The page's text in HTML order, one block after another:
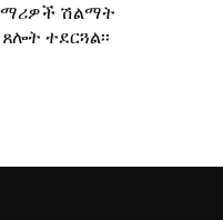
ሽልማት
ተደርጓል፡፡